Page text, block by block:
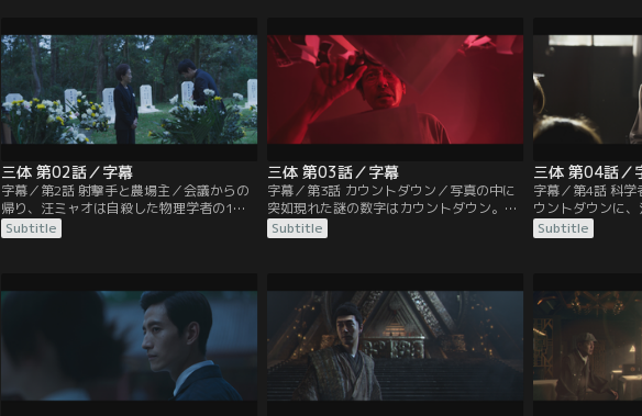
三体 第02話／字幕
字幕／第2話 射撃手と農場主／会議からの
帰り、汪ミャオは自殺した物理学者の1人
である楊冬（ヤン・ドン）の恋人、丁儀
（ディン・イー）を訪ねる。楊冬が死を選
儀は楊冬の実験基地であり得ない実験結果
が出たこと、その結果が実験を行う前に楊
冬の指導教授に届いていたことを語る。
Subtitle
三体 第03話／字幕
字幕／第3話 カウントダウン／写真の中に
突如現れた謎の数字はカウントダウン。そ
う気づいた汪ミャオは、さまざまな角度か
ら検討を行うが、やはり超自然的な力が働
像をするが、2人が撮った写真に数字は現
れなかった。カウントダウンが現れるのは
自分が撮影した写真だけだと悟った彼
は…。
Subtitle
三体 第04話／
字幕／第4話 科
ウントダウンに
ともできず憔悴
明できない現象
務先の国家ナノ
究センターのラ
部下との会話か
Subtitle